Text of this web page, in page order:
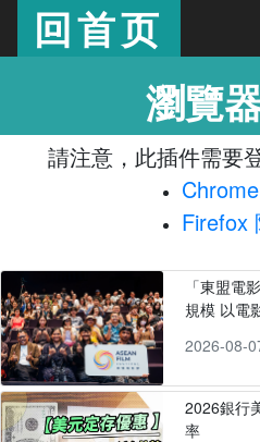
回首页
瀏覽
請注意，此插件需要
Firefox
「東盟電
規模 以電
2026-08-
2026銀行
率